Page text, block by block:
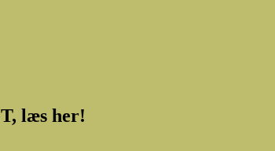
læs her!